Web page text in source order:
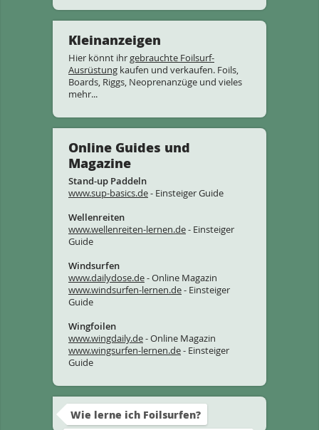
Kleinanzeigen
Hier könnt ihrgebrauchte Foilsurf-
Ausrüstung kaufen und verkaufen. Foils,
Boards, Riggs, Neoprenanzüge und vieles
mehr...
Online Guides und
Magazine
Stand-up Paddeln
www.sup-basics.de- Einsteiger Guide
Wellenreiten
www.wellenreiten-lernen.de- Einsteiger
Guide
Windsurfen
www.dailydose.de- Online Magazin
www.windsurfen-lernen.de- Einsteiger
Guide
Wingfoilen
www.wingdaily.de- Online Magazin
www.wingsurfen-lernen.de- Einsteiger
Guide
Wie lerne ich Foilsurfen?